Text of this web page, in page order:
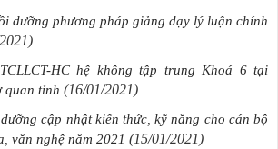
dưỡng phương pháp giảng dạy lý luận chính
HC hệ không tập trung Khoá 6 tại
quan tỉnh (16/01/2021)
cập nhật kiến thức, kỹ năng cho cán bộ
văn nghệ năm 2021 (15/01/2021)